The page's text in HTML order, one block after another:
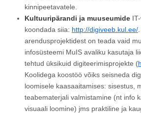
kinnipeetavatele.
Kultuuripärandi ja muuseumide
koondada siia: http://digiveeb.kul.ee/
arendusprojektidest on teada vaid
infosüsteemi MuIS avaliku kasutaja
tehtud üksikuid digiteerimisprojekte (
Koolidega koostöö võiks seisneda
loomisele kaasaaitamises: sisestus,
teabematerjali valmistamine (nt info
visuaali loomine) jms praktiline ja